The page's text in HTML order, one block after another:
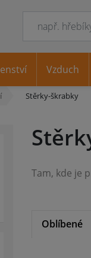
Stěrky-škrabky
Oblíbené
Vzduch